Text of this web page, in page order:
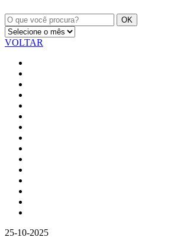
VOLTAR
25-10-2025